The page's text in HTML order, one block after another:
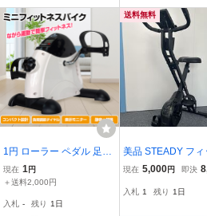
1円 ローラー ペダル 足漕
ぎ ミニ フィットネス バ
イク ながら 運動 トレー
静音 有酸素運動 脂肪燃焼
現在 1 円
＋送料2,000円
入札 - 残り 1日
送料無料
美品 STEADY フィ
スバイク 折りたた
引取りもしくは近郊
現在 5,000円 即決
入札 1 残り 1日